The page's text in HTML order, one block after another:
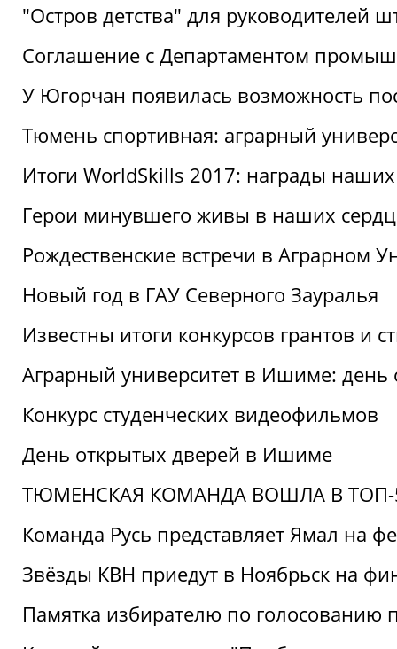
"Остров детства" для руководителей
Соглашение с Департаментом
У Югорчан появилась возможность
Тюмень спортивная: аграрный
Итоги WorldSkills 2017: награды наших
Герои минувшего живы в наших
Рождественские встречи в Аграрном
Новый год в ГАУ Северного Зауралья
Известны итоги конкурсов грантов и
Аграрный университет в Ишиме: день
Конкурс студенческих видеофильмов
День открытых дверей в Ишиме
ТЮМЕНСКАЯ КОМАНДА ВОШЛА В ТОП-
Команда Русь представляет Ямал на
Звёзды КВН приедут в Ноябрьск на
Памятка избирателю по голосованию